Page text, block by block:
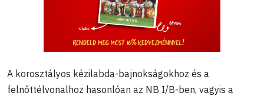
A korosztályos kézilabda-bajnokságokhoz és a
felnőttélvonalhoz hasonlóan az NB I/B-ben, vagyis a